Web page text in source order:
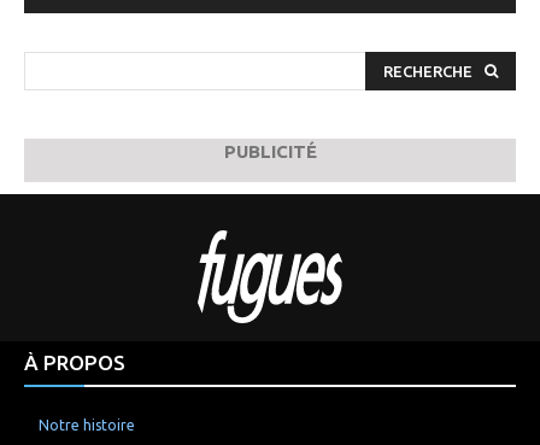
RECHERCHE
PUBLICITÉ
À PROPOS
Notre histoire